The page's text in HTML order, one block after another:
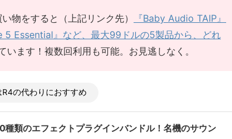
物をすると（上記リンク先）
『Baby Audio TAIP』
Essential』など、最大99ドルの5製品から、どれ
います！複数回利用も可能。お見逃しなく。
の代わりにおすすめ
類のエフェクトプラグインバンドル！名機のサウン